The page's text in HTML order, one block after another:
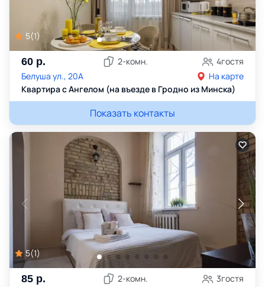
5(1)
60 р. 2-комн. 4гостя
Белуша ул., 20А
На карте
Квартира с Ангелом (на въезде в Гродно из Минска)
Показать контакты
5(1)
85 р. 2-комн. 3гостя